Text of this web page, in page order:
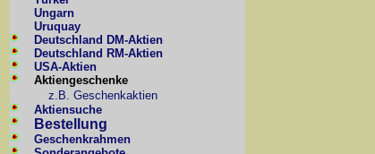
Ungarn
Uruquay
Deutschland DM-Aktien
Deutschland RM-Aktien
USA-Aktien
Aktiengeschenke
z.B. Geschenkaktien
Aktiensuche
Bestellung
Geschenkrahmen